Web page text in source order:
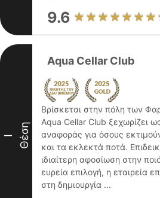
9.6
I Θέση
Aqua Cellar Club
Βρίσκεται στην πόλη των
Aqua Cellar Club ξεχωρίζει
αναφοράς για όσους
και τα εκλεκτά ποτά.
ιδιαίτερη αφοσίωση στην
ευρεία επιλογή, η εταιρεία
στη δημιουργία ...